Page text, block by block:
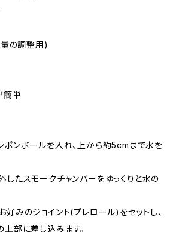
量の調整用)
簡単
ンボールを入れ、上から約5cmまで水を
たスモークチャンバーをゆっくりと水の
みのジョイント(プレロール)をセットし、
部に差し込みます。